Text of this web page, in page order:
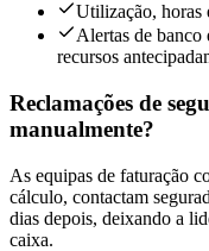
Utilização, horas
Alertas de banco
recursos
Reclamações de
manualmente?
As equipas de faturação
cálculo, contactam
dias depois, deixando a
caixa.